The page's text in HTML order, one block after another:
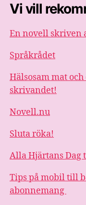
Vi vill
En novell skriven
Språkrådet
Hälsosam mat
skrivandet!
Novell.nu
Sluta röka!
Alla Hjärtans Dag
Tips på mobil till
abonnemang